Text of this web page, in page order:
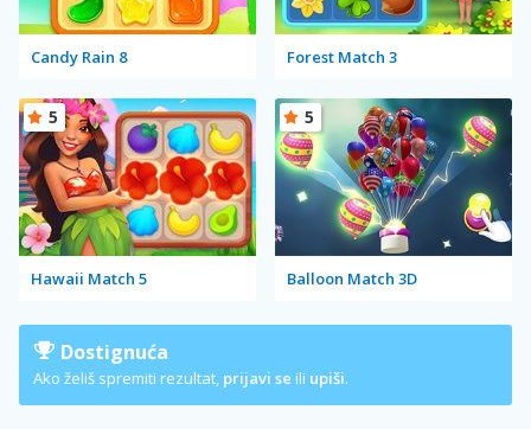
Candy Rain 8 Forest Match 3
Hawaii Match 5
5
Balloon Match 3D
5
Dostignuća
Ako želiš spremiti rezultat, prijavi se ili upiši.